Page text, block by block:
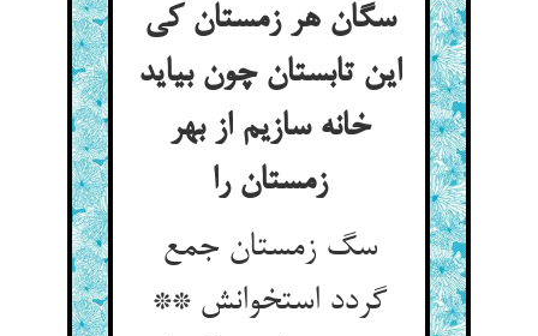
سگان هر زمستان کی
این تابستان چون بیاید
خانه سازیم از بهر
زمستان را
سگ زمستان جمع
گردد استخوانش **